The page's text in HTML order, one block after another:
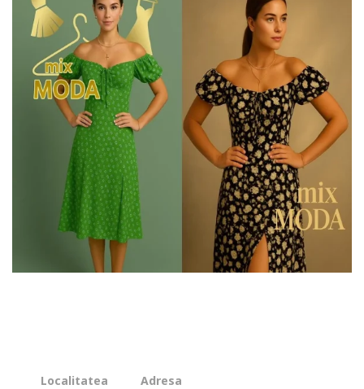
Localitatea Adresa